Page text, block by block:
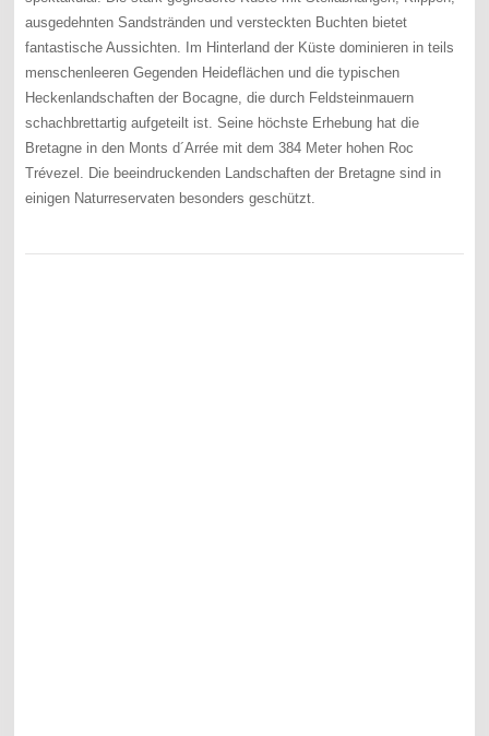
ausgedehnten Sandstränden und versteckten Buchten bietet
fantastische Aussichten. Im Hinterland der Küste dominieren in teils
menschenleeren Gegenden Heideflächen und die typischen
Heckenlandschaften der Bocagne, die durch Feldsteinmauern
schachbrettartig aufgeteilt ist. Seine höchste Erhebung hat die
Bretagne in den Monts d´Arrée mit dem 384 Meter hohen Roc
Trévezel. Die beeindruckenden Landschaften der Bretagne sind in
einigen Naturreservaten besonders geschützt.